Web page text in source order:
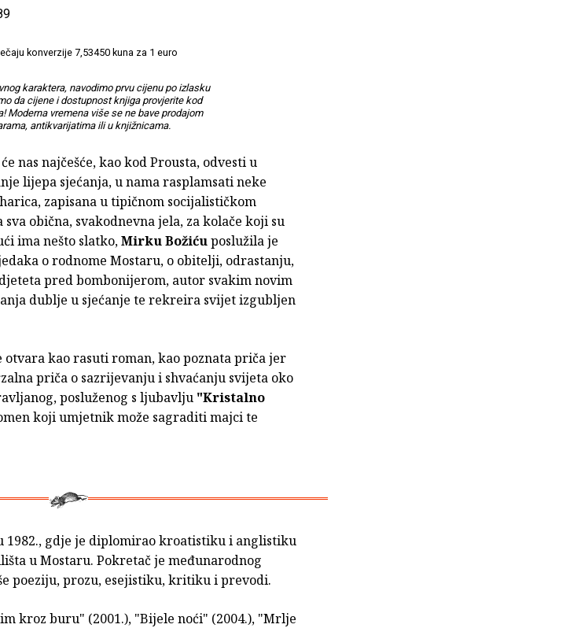
konverzije 7,53450 kuna za 1 euro
karaktera, navodimo prvu cijenu po izlasku
da cijene i dostupnost knjiga provjerite kod
Moderna vremena više se ne bave prodajom
antikvarijatima ili u knjižnicama.
nas najčešće, kao kod Prousta, odvesti u
lijepa sjećanja, u nama rasplamsati neke
zapisana u tipičnom socijalističkom
obična, svakodnevna jela, za kolače koji su
ima nešto slatko,Mirku Božićuposlužila je
o rodnome Mostaru, o obitelji, odrastanju,
pred bombonijerom, autor svakim novim
dublje u sjećanje te rekreira svijet izgubljen
otvara kao rasuti roman, kao poznata priča jer
priča o sazrijevanju i shvaćanju svijeta oko
posluženog s ljubavlju "Kristalno
koji umjetnik može sagraditi majci te
1982., gdje je diplomirao kroatistiku i anglistiku
u Mostaru. Pokretač je međunarodnog
poeziju, prozu, esejistiku, kritiku i prevodi.
kroz buru" (2001.), "Bijele noći" (2004.), "Mrlje